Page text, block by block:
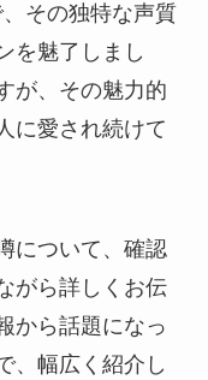
その独特な声質
を魅了しまし
が、その魅力的
に愛され続けて
について、確認
がら詳しくお伝
から話題になっ
、幅広く紹介し